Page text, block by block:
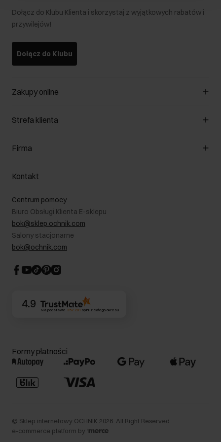
Dołącz do Klubu Klienta i skorzystaj z wyjątkowych rabatów i
przywilejów!
Dołącz do Klubu
Zakupy online
Zarządzaj cookies
Formy płatności
Jak dokonać zwrotu?
Strefa klienta
Klub Klienta
Zwróć produkty
W podróży
Karta podarunkowa
Bezpieczne zakupy
Blog
Firma
O nas
Salony
B2B - Sprzedaż dla firm
RODO- Polityka prywatności
Informacje prawne
Dla akcjonariuszy
CSR
Kontakt
Centrum pomocy
Biuro Obsługi Klienta E-sklepu
bok@sklep.ochnik.com
Salony stacjonarne
bok@ochnik.com
4.9
Na podstawie 357 201 opinii z całego okresu
Formy płatności
© Sklep internetowy OCHNIK 2026 . All Right Reserved.
e-commerce platform by